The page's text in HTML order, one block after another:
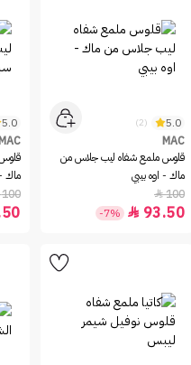
5.0
(2)
MAC
قلوس ملمع شفاه ليب جلاس من
ماك - اوه بيبي
100

93.50

-7%
5.0
ماك
100